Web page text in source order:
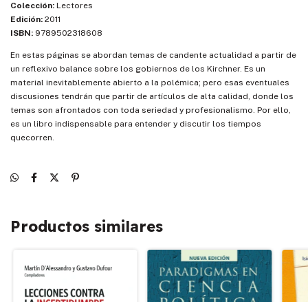
Colección: Lectores
Edición: 2011
ISBN: 9789502318608
En estas páginas se abordan temas de candente actualidad a partir de
un reflexivo balance sobre los gobiernos de los Kirchner. Es un
material inevitablemente abierto a la polémica; pero esas eventuales
discusiones tendrán que partir de artículos de alta calidad, donde los
temas son afrontados con toda seriedad y profesionalismo. Por ello,
es un libro indispensable para entender y discutir los tiempos
quecorren.
Productos similares